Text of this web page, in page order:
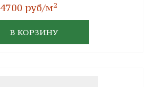
4700 руб/м2
В КОРЗИНУ